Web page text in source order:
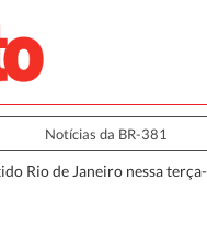
Notícias da BR-381
Rio de Janeiro nessa